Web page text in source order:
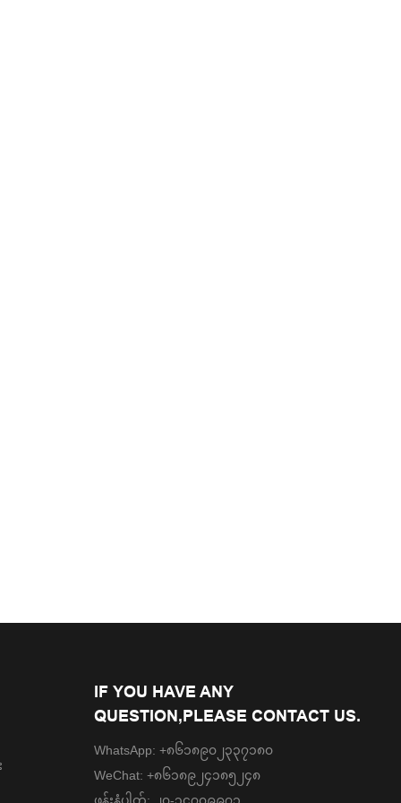
IF YOU HAVE ANY
QUESTION,PLEASE CONTACT US.
WhatsApp: +၈၆၁၈၉၀၂၃၃၇၁၈၀
WeChat: +၈၆၁၈၉၂၄၁၈၅၂၄၈
ဖုန်းနံပါတ်: ၂၀-၃၄၇၀၉၉၇၁